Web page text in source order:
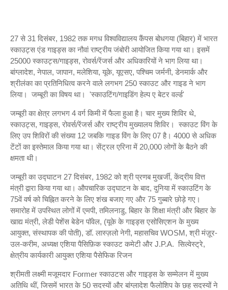
27 से 31 दिसंबर, 1982 तक मगध विश्वविद्यालय कैंपस बोधगया (बिहार) में भारत
स्काउट्स एंड गाइड्स का नौवां राष्ट्रीय जंबोरी आयोजित किया गया था। इसमें
25000 स्काउट्स/गाइड्स, रोवर्स/रेंजर्स और अधिकारियों ने भाग लिया था।
बांग्लादेश, नेपाल, जापान, मलेशिया, यूके, यूएसए, पश्चिम जर्मनी, डेनमार्क और
श्रीलंका का प्रतिनिधित्व करने वाले लगभग 250 स्काउट और गाइड ने भाग
लिया। जम्बूरी का विषय था। 'स्काउटिंग/गाइडिंग हेल्प ए बेटर वर्ल्ड'
जम्बूरी का क्षेत्र लगभग 4 वर्ग किमी में फैला हुआ है। चार मुख्य शिविर थे,
स्काउट्स, गाइड्स, रोवर्स/रेंजर्स और राष्ट्रीय मुख्यालय शिविर। स्काउट विंग के
लिए उप शिविरों की संख्या 12 जबकि गाइड विंग के लिए 07 है। 4000 से अधिक
टेंटों का इस्तेमाल किया गया था। सेंट्रल एरिना में 20,000 लोगों के बैठने की
क्षमता थी।
जम्बूरी का उद्घाटन 27 दिसंबर, 1982 को श्री प्रणब मुखर्जी, केंद्रीय वित्त
मंत्री द्वारा किया गया था। औपचारिक उद्घाटन के बाद, दुनिया में स्काउटिंग के
75वें वर्ष को चिह्नित करने के लिए शंख बजाए गए और 75 गुब्बारे छोड़े गए।
समारोह में उपस्थित लोगों में एमपी, तमिलनाडु, बिहार के शिक्षा मंत्री और बिहार के
खाद्य मंत्री, लेडी पेशेंस बेडेन पॉवेल, (यूके के गाइड्स एसोसिएशन के मुख्य
आयुक्त, संस्थापक की पोती), डॉ. लास्ज़लो नेगी, महासचिव WOSM, श्री मंज़ूर-
उल-करीम, अध्यक्ष एशिया पैसिफ़िक स्काउट कमेटी और J.P.A. सिल्वेस्ट्रे,
क्षेत्रीय कार्यकारी आयुक्त एशिया पैसेफिक रिजन
श्रीमती लक्ष्मी मजूमदार Former स्काउटस और गाइड्स के सम्मेलन में मुख्य
अतिथि थीं, जिसमें भारत के 50 सदस्यों और बांग्लादेश फैलोशिप के छह सदस्यों ने